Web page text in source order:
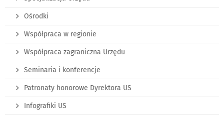
Ośrodki
Współpraca w regionie
Współpraca zagraniczna Urzędu
Seminaria i konferencje
Patronaty honorowe Dyrektora US
Infografiki US